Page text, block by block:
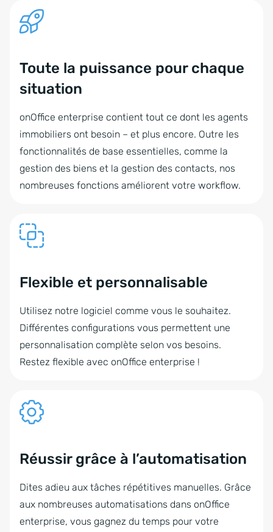
Toute la puissance pour chaque
situation
onOffice enterprise contient tout ce dont les agents
immobiliers ont besoin – et plus encore. Outre les
fonctionnalités de base essentielles, comme la
gestion des biens et la gestion des contacts, nos
nombreuses fonctions améliorent votre workflow.
Flexible et personnalisable
Utilisez notre logiciel comme vous le souhaitez.
Différentes configurations vous permettent une
personnalisation complète selon vos besoins.
Restez flexible avec onOffice enterprise !
Réussir grâce à l’automatisation
Dites adieu aux tâches répétitives manuelles. Grâce
aux nombreuses automatisations dans onOffice
enterprise, vous gagnez du temps pour votre